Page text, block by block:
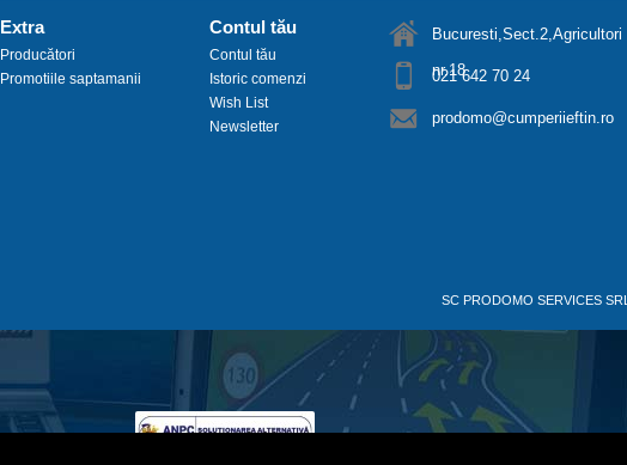
Extra
Producători
Promotiile saptamanii
Contul tău
Contul tău
Istoric comenzi
Wish List
Newsletter
Bucuresti,Sect.2,Agricultori
nr.18
021 642 70 24
prodomo@cumperiieftin.ro
SC PRODOMO SERVICES SRL